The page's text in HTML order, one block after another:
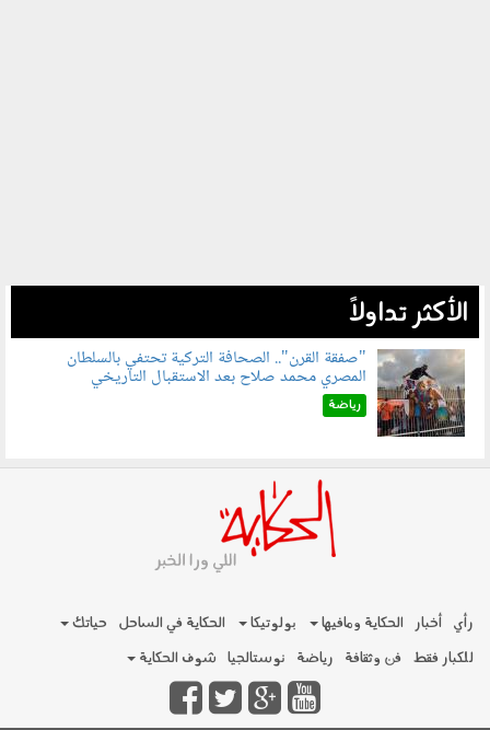
الأكثر تداولاً
070801.jpg
"صفقة القرن".. الصحافة التركية تحتفي بالسلطان
المصري محمد صلاح بعد الاستقبال التاريخي
رياضة
رأي أخبار الحكاية ومافيها بولوتيكا الحكاية في الساحل
حياتك
للكبار فقط فن وثقافة رياضة نوستالجيا شوف الحكاية